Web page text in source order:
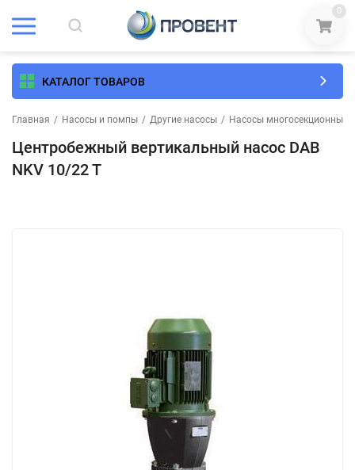
0
КАТАЛОГ ТОВАРОВ
Главная / Насосы и помпы / Другие насосы / Насосы многосекционные
Центробежный вертикальный насос DAB
NKV 10/22 T